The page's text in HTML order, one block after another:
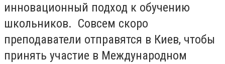
инновационный подход к обучению
школьников. Совсем скоро
преподаватели отправятся в Киев, чтобы
принять участие в Международном